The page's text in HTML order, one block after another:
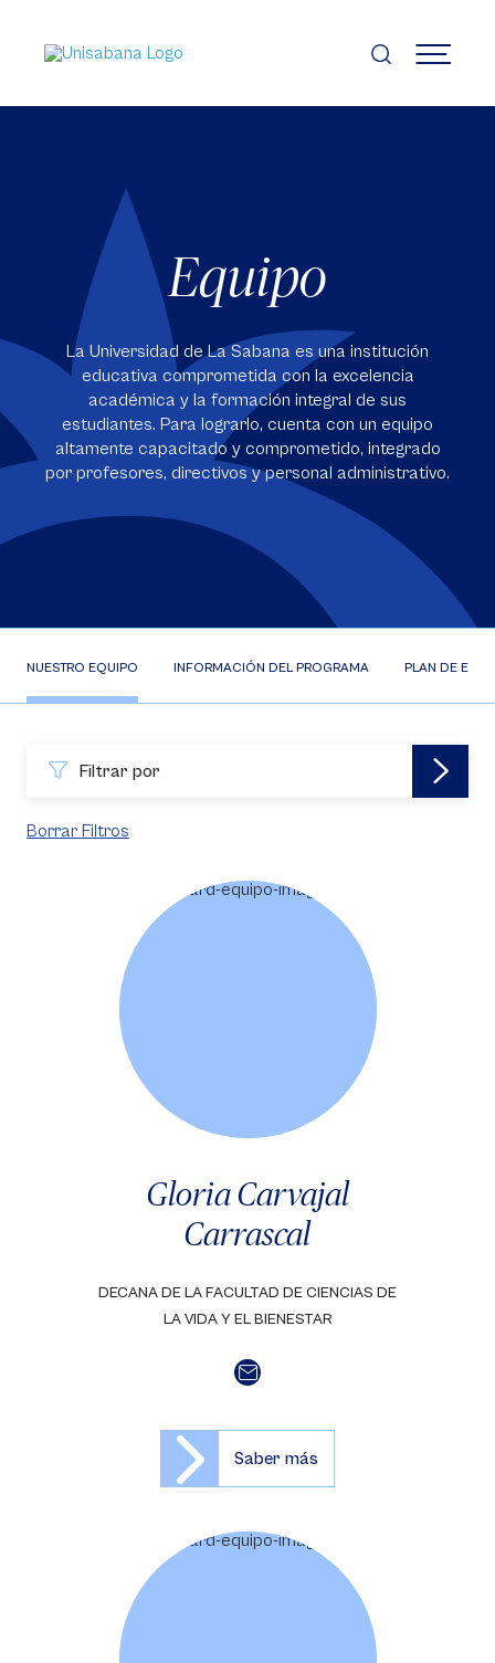
contenido
principal
MENÚ
Equipo
La Universidad de La Sabana es una institución
educativa comprometida con la excelencia
académica y la formación integral de sus
estudiantes. Para lograrlo, cuenta con un equipo
altamente capacitado y comprometido, integrado
por profesores, directivos y personal administrativo.
NUESTRO EQUIPO INFORMACIÓN DEL PROGRAMA PLAN DE
Filtrar por
Borrar Filtros
Gloria Carvajal
Carrascal
DECANA DE LA FACULTAD DE CIENCIAS DE
LA VIDA Y EL BIENESTAR
Saber más